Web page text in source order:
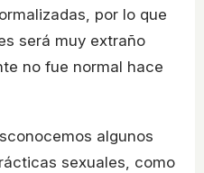
por lo que
será muy extraño
no fue normal hace
algunos
sexuales, como